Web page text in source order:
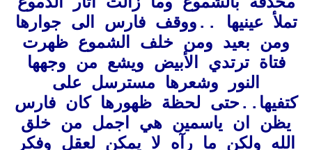
تملأ عينيها ..ووقف فارس الى جوارها
ومن بعيد ومن خلف الشموع ظهرت
فتاة ترتدي الأبيض ويشع من وجهها
النور وشعرها مسترسل على
كتفيها..حتى لحظة ظهورها كان فارس
يظن ان ياسمين هي اجمل من خلق
الله ولكن ما رآه لا يمكن لعقل وفكر